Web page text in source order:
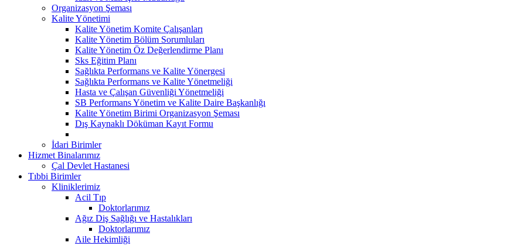
Organizasyon Şeması
Kalite Yönetimi
Kalite Yönetim Komite Çalışanları
Kalite Yönetim Bölüm Sorumluları
Kalite Yönetim Öz Değerlendirme Planı
Sks Eğitim Planı
Sağlıkta Performans ve Kalite Yönergesi
Sağlıkta Performans ve Kalite Yönetmeliği
Hasta ve Çalışan Güvenliği Yönetmeliği
SB Performans Yönetim ve Kalite Daire Başkanlığı
Kalite Yönetim Birimi Organizasyon Şeması
Dış Kaynaklı Döküman Kayıt Formu
İdari Birimler
Hizmet Binalarımız
Çal Devlet Hastanesi
Tıbbi Birimler
Kliniklerimiz
Acil Tıp
Doktorlarımız
Ağız Diş Sağlığı ve Hastalıkları
Doktorlarımız
Aile Hekimliği